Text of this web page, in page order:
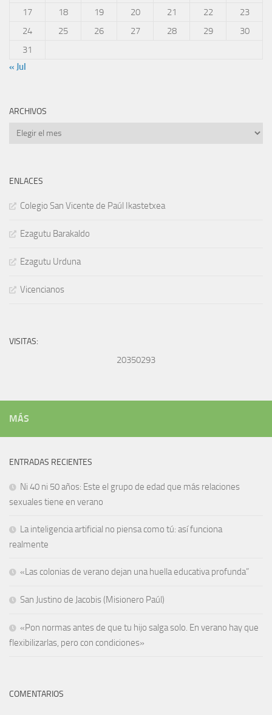
17
18 19 20 21 22
23
24
25 26 27 28 29
30
31
« Jul
ARCHIVOS
Archivos
ENLACES
Colegio San Vicente de Paúl Ikastetxea
Ezagutu Barakaldo
Ezagutu Urduna
Vicencianos
VISITAS:
20350293
MÁS
ENTRADAS RECIENTES
Ni 40 ni 50 años: Este el grupo de edad que más relaciones
sexuales tiene en verano
La inteligencia artificial no piensa como tú: así funciona
realmente
«Las colonias de verano dejan una huella educativa profunda”
San Justino de Jacobis (Misionero Paúl)
«Pon normas antes de que tu hijo salga solo. En verano hay que
flexibilizarlas, pero con condiciones»
COMENTARIOS